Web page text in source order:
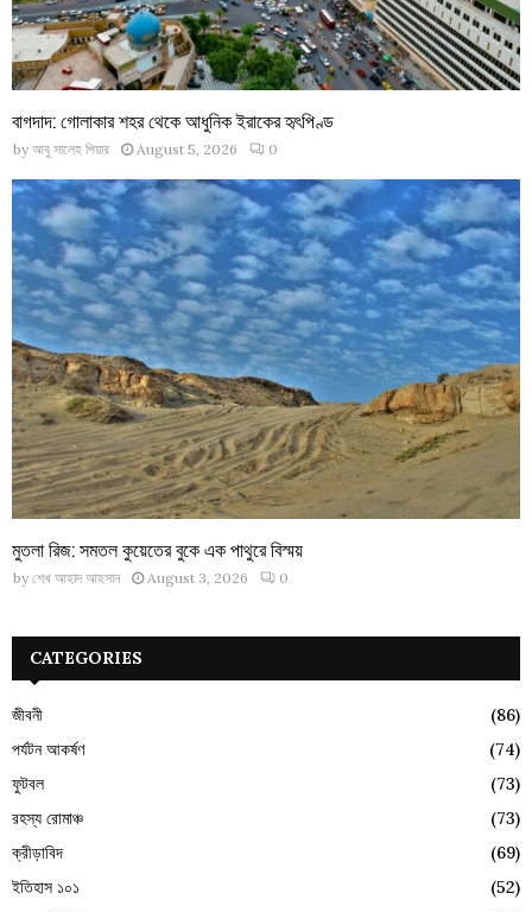
বাগদাদ: গোলাকার শহর থেকে আধুনিক ইরাকের হৃৎপিণ্ড
by আবু সালেহ পিয়ার August 5, 2026 0
মুতলা রিজ: সমতল কুয়েতের বুকে এক পাথুরে বিস্ময়
by শেখ আহাদ আহসান August 3, 2026 0
CATEGORIES
জীবনী
(86)
পর্যটন আকর্ষণ
(74)
ফুটবল
(73)
রহস্য রোমাঞ্চ
(73)
ক্রীড়াবিদ
(69)
ইতিহাস ১০১
(52)